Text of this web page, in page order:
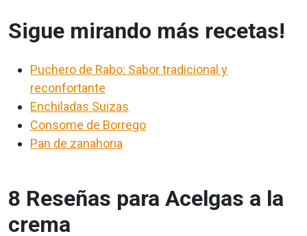
Sigue mirando más recetas!
Puchero de Rabo: Sabor tradicional y
reconfortante
Enchiladas Suizas
Consome de Borrego
Pan de zanahoria
8 Reseñas para Acelgas a la
crema